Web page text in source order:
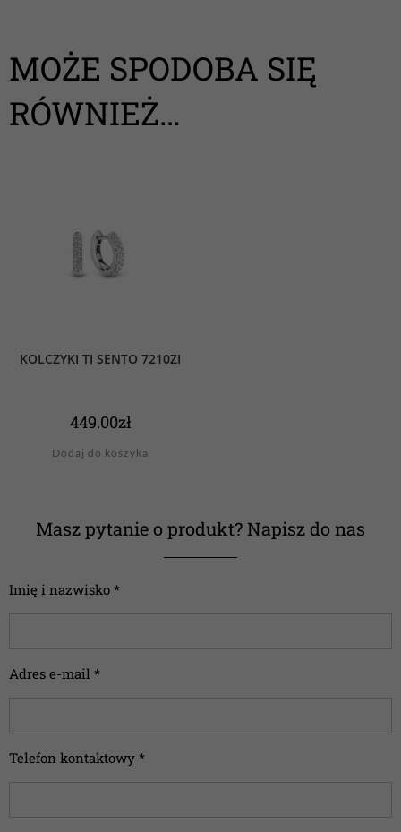
MOŻE SPODOBA SIĘ
RÓWNIEŻ…
KOLCZYKI TI SENTO 7210ZI
449.00zł
Dodaj do koszyka
Masz pytanie o produkt? Napisz do nas
Imię i nazwisko *
Adres e-mail *
Telefon kontaktowy *